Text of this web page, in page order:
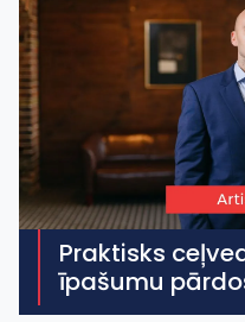
Praktisks
īpašumu